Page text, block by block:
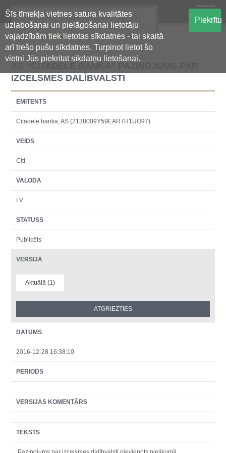
Šīs tīmekļa vietnes satura kvalitātes
uzlabošanai un pielāgošanai lietotāju
vajadzībām tiek lietotas sīkdatnes - tai skaitā
arī trešo pušu sīkdatnes. Turpinot lietot šo
vietni Jūs piekrītat sīkdatņu lietošanai.
Piekrītu
Oficiālā regulētās informācijas
centralizētā glabāšanas sistēma
AS “CITADELE BANKA” PAZIŅOJUMS PAR
IZCELSMES DALĪBVALSTI
EMITENTS
Citadele banka, AS (2138009Y59EAR7H1UO97)
VEIDS
Citi
VALODA
LV
STATUSS
Publicēts
VERSIJA
Aktuālā (1)
DATUMS
2016-12-28 16:38:10
PERIODS
VERSIJAS KOMENTĀRS
TEKSTS